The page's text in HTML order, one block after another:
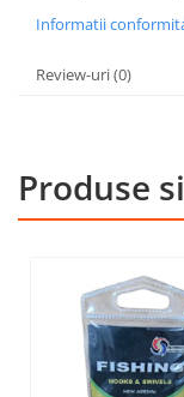
Informatii
Review-uri(0)
Produse